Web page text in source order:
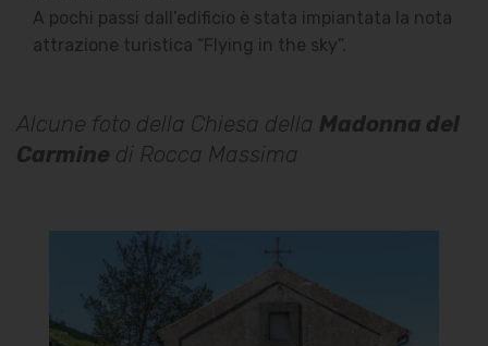
A pochi passi dall’edificio è stata impiantata la nota
attrazione turistica “Flying in the sky”.
Alcune foto della Chiesa della Madonna del
Carmine di Rocca Massima
Chiesa della Madonna del
Carmine